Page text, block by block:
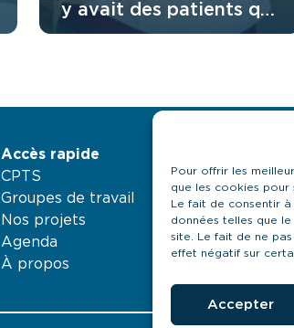
Pour offrir les
que les cookies pour
Le fait de consentir
données telles que
site. Le fait de ne
effet négatif sur
Accepter
y avait des patients qui
attendaient depuis six
expérience en Équipe
Mobile
Accès rapide
CPTS
Groupes de travail
Nos projets
Agenda
À propos
21 quai
04 27